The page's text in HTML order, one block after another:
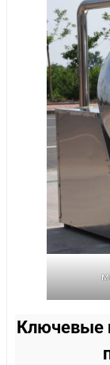
Ключевые